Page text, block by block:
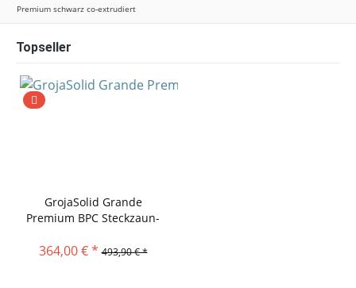
Premium schwarz co-extrudiert
Topseller
GrojaSolid Grande
Premium BPC Steckzaun-
364,00 € * 493,90 € *